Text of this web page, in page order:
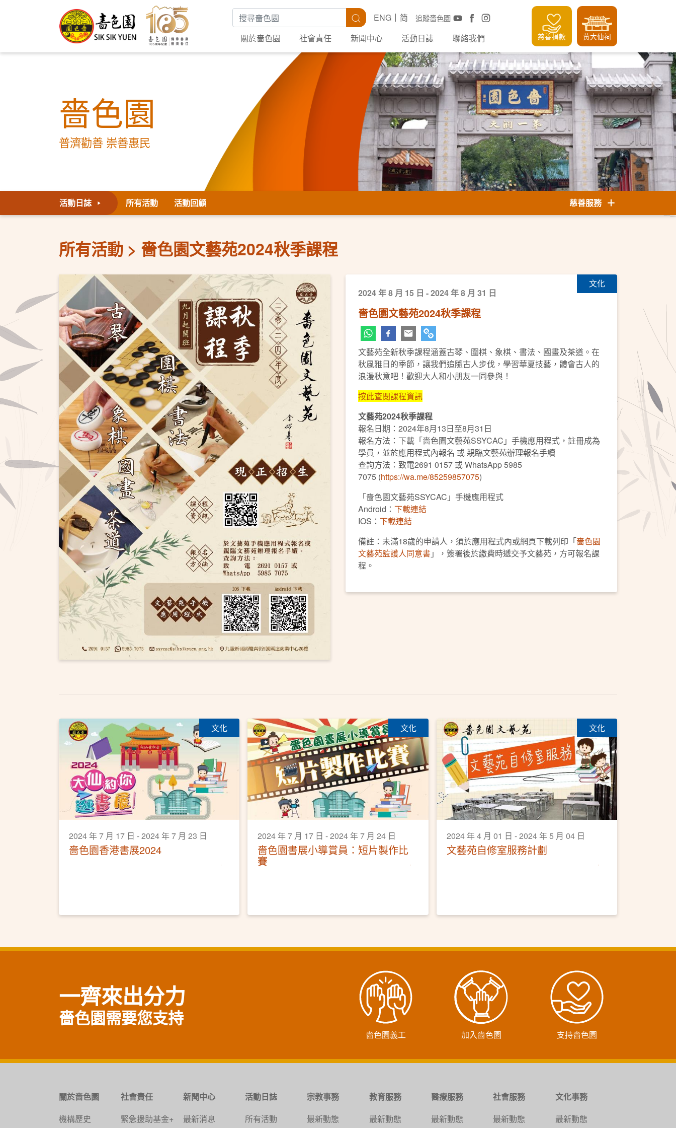
搜尋關鍵字 搜尋 追蹤嗇色園
ENG
简
關於嗇色園
社會責任 新聞中心 活動日誌 聯絡我們 慈善捐款 黃大仙祠
嗇色園
普濟勸善 崇善惠民
活動日誌 所有活動 活動回顧 慈善服務
所有活動 嗇色園文藝苑2024秋季課程
文化
2024 年 8 月 15 日 - 2024 年 8 月 31 日
嗇色園文藝苑2024秋季課程
文藝苑全新秋季課程涵蓋古琴、圍棋、象棋、書法、國畫及茶道。在
秋風雅日的季節，讓我們追隨古人步伐，學習華夏技藝，體會古人的
浪漫秋意吧！歡迎大人和小朋友一同參與！
按此查閱課程資訊
文藝苑2024秋季課程
報名日期：2024年8月13日至8月31日
報名方法：下載「嗇色園文藝苑SSYCAC」手機應用程式，註冊成為
學員，並於應用程式內報名 或 親臨文藝苑辦理報名手續
查詢方法：致電2691 0157 或 WhatsApp 5985
7075 (https://wa.me/85259857075)
「嗇色園文藝苑SSYCAC」手機應用程式
Android： 下載連結
IOS： 下載連結
備註：未滿18歲的申請人，須於應用程式內或網頁下載列印「嗇色園
文藝苑監護人同意書」，簽署後於繳費時遞交予文藝苑，方可報名課
程。
文化
2024 年 7 月 17 日 - 2024 年 7 月 23 日
嗇色園香港書展2024
文化
2024 年 7 月 17 日 - 2024 年 7 月 24 日
嗇色園書展小導賞員：短片製作比
賽
文化
2024 年 4 月 01 日 - 2024 年 5 月 04 日
文藝苑自修室服務計劃
一齊來出分力
嗇色園需要您支持
嗇色園義工 加入嗇色園 支持嗇色園
關於嗇色園
機構歷史
社會責任
緊急援助基金+
新聞中心
最新消息
活動日誌
所有活動
宗教事務
最新動態
教育服務
最新動態
醫療服務
最新動態
社會服務
最新動態
文化事務
最新動態